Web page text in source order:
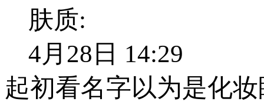
肤质:
4月28日 14:29
起初看名字以为是化